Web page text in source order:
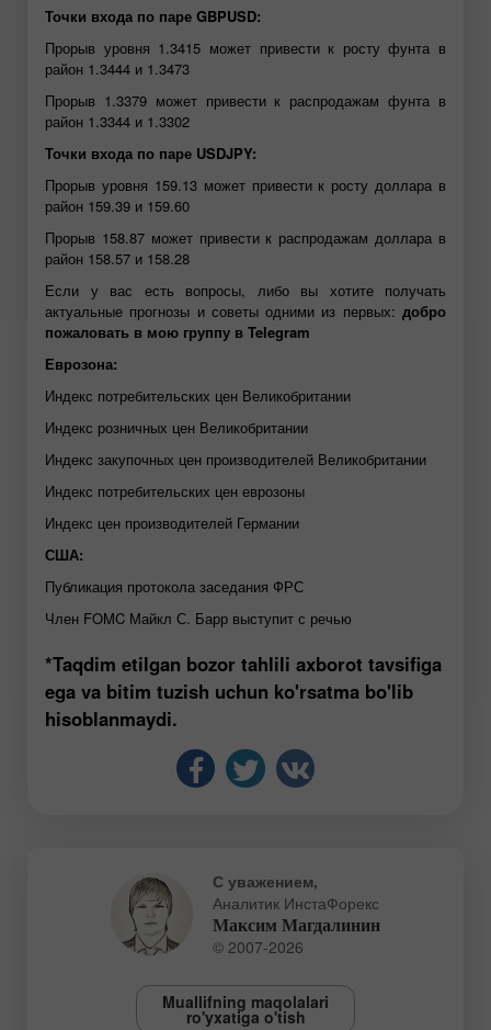
Точки входа по паре GBPUSD:
Прорыв уровня 1.3415 может привести к росту фунта в
район 1.3444 и 1.3473
Прорыв 1.3379 может привести к распродажам фунта в
район 1.3344 и 1.3302
Точки входа по паре USDJPY:
Прорыв уровня 159.13 может привести к росту доллара в
район 159.39 и 159.60
Прорыв 158.87 может привести к распродажам доллара в
район 158.57 и 158.28
Если у вас есть вопросы, либо вы хотите получать
актуальные прогнозы и советы одними из первых: добро
пожаловать в мою группу в Telegram
Еврозона:
Индекс потребительских цен Великобритании
Индекс розничных цен Великобритании
Индекс закупочных цен производителей Великобритании
Индекс потребительских цен еврозоны
Индекс цен производителей Германии
США:
Публикация протокола заседания ФРС
Член FOMC Майкл С. Барр выступит с речью
*Taqdim etilgan bozor tahlili axborot tavsifiga
ega va bitim tuzish uchun ko'rsatma bo'lib
hisoblanmaydi.
С уважением,
Аналитик ИнстаФорекс
Максим Магдалинин
© 2007-2026
Muallifning maqolalari
ro'yxatiga o'tish